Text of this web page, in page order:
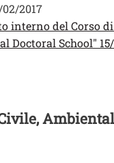
02/2017
interno del Corso
Doctoral School" 15/
il link in una